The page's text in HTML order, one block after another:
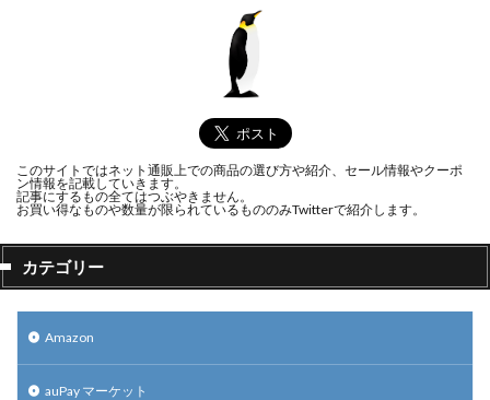
このサイトではネット通販上での商品の選び方や紹介、セール情報やクーポ
ン情報を記載していきます。
記事にするもの全てはつぶやきません。
お買い得なものや数量が限られているもののみTwitterで紹介します。
カテゴリー
Amazon
auPay マーケット